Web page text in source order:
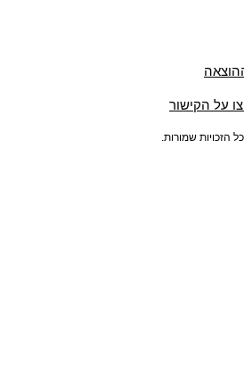
על הקישור